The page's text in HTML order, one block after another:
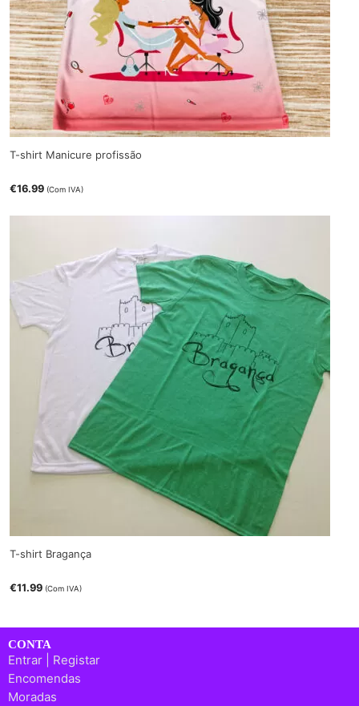
T-shirt Manicure profissão
€16.99 (Com IVA)
T-shirt Bragança
€11.99 (Com IVA)
CONTA
Entrar | Registar
Encomendas
Moradas